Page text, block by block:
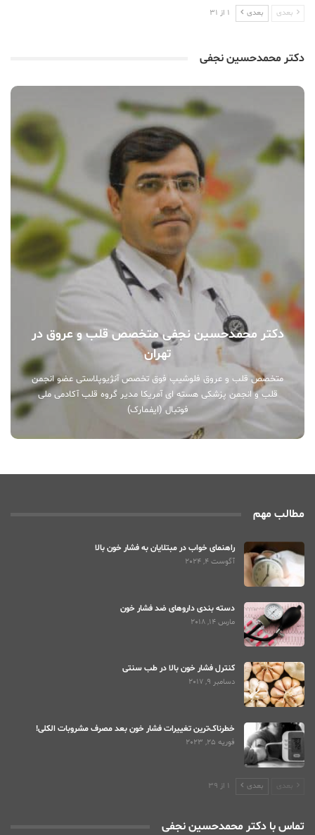
بعدی بعدی 1 از 31
دکتر محمدحسین نجفی
دکتر محمدحسین نجفی متخصص قلب و عروق در
تهران
متخصص قلب و عروق فلوشیپ فوق تخصص آنژیوپلاستی عضو انجمن
قلب و انجمن پزشکی هسته ای آمریکا مدیر گروه قلب آکادمی ملی
فوتبال (ایفمارک)
مطالب مهم
راهنمای خواب در مبتلایان به فشار خون بالا
آگوست 4, 2024
دسته بندی داروهای ضد فشار خون
مارس 14, 2018
کنترل فشار خون بالا در طب سنتی
دسامبر 9, 2017
خطرناک‌ترین تغییرات فشار خون بعد مصرف مشروبات الکلی!
فوریه 25, 2023
بعدی بعدی 1 از 39
تماس با دکتر محمدحسین نجفی